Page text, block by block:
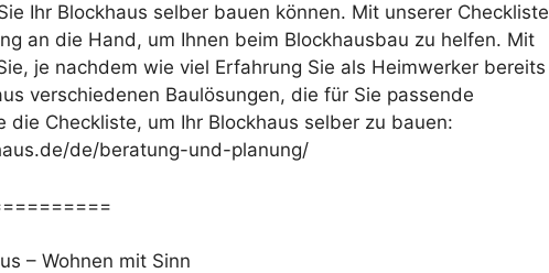
Ihr Blockhaus selber bauen können. Mit unserer Checkliste
an die Hand, um Ihnen beim Blockhausbau zu helfen. Mit
je nachdem wie viel Erfahrung Sie als Heimwerker bereits
verschiedenen Baulösungen, die für Sie passende
die Checkliste, um Ihr Blockhaus selber zu bauen:
de/beratung-und-planung/
– Wohnen mit Sinn